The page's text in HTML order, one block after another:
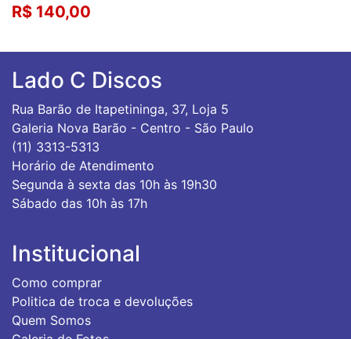
R$ 140,00
Lado C Discos
Rua Barão de Itapetininga, 37, Loja 5
Galeria Nova Barão - Centro - São Paulo
(11) 3313-5313
Horário de Atendimento
Segunda à sexta das 10h às 19h30
Sábado das 10h às 17h
Institucional
Como comprar
Politica de troca e devoluções
Quem Somos